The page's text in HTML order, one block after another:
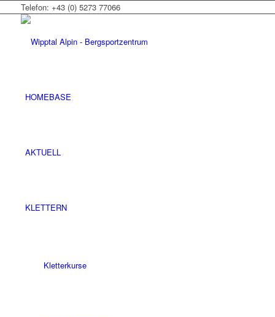
Telefon: +43 (0) 5273 77066
HOMEBASE
AKTUELL
KLETTERN
Kletterkurse